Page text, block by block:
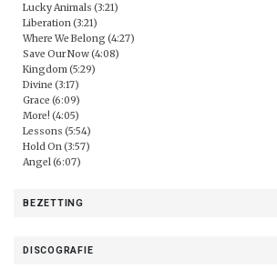
Lucky Animals (3:21)
Liberation (3:21)
Where We Belong (4:27)
Save Our Now (4:08)
Kingdom (5:29)
Divine (3:17)
Grace (6:09)
More! (4:05)
Lessons (5:54)
Hold On (3:57)
Angel (6:07)
BEZETTING
DISCOGRAFIE